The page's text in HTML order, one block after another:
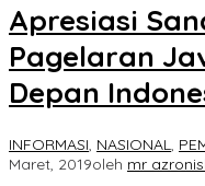
Apresiasi
Pagelaran
Depan
INFORMASI NASIONAL
Maret, 2019oleh mr